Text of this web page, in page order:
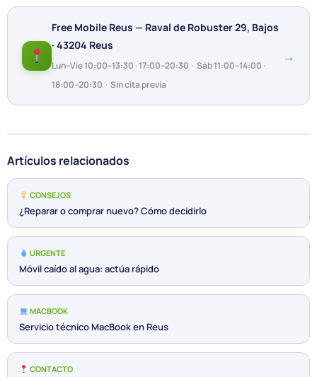
Free Mobile Reus — Raval de Robuster 29, Bajos
· 43204 Reus
Lun–Vie 10:00–13:30 · 17:00–20:30 · Sáb 11:00–14:00 ·
18:00–20:30 · Sin cita previa
→
Artículos relacionados
CONSEJOS
¿Reparar o comprar nuevo? Cómo decidirlo
URGENTE
Móvil caído al agua: actúa rápido
MACBOOK
Servicio técnico MacBook en Reus
CONTACTO